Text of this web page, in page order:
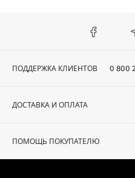
ПОДДЕРЖКА КЛИЕНТОВ 0 800
ДОСТАВКА И ОПЛАТА
ПОМОЩЬ ПОКУПАТЕЛЮ